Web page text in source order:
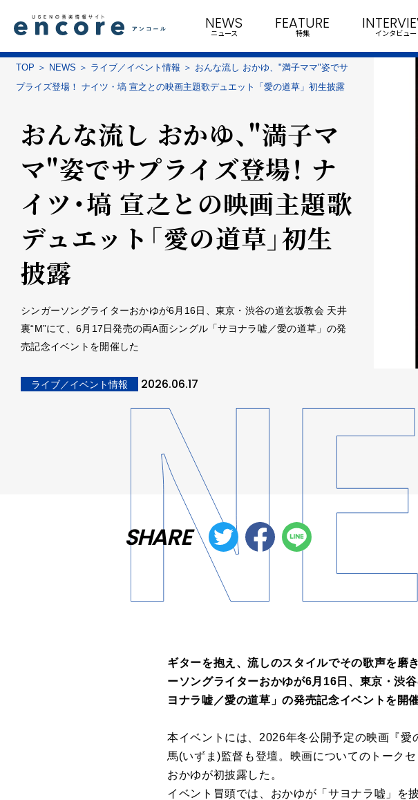
NEWS
ニュース
FEATURE
特集 インタビュー
TOP NEWS ライブ／イベント情報
おんな流し おかゆ、"満子ママ"姿でサ
プライズ登場！ ナイツ・塙 宣之との映画主題歌デュエット「愛の道草」初生披露
おんな流し おかゆ、"満子マ
マ"姿でサプライズ登場！ ナ
イツ・塙 宣之との映画主題歌
デュエット「愛の道草」初生
披露
シンガーソングライターおかゆが6月16日、東京・渋谷の道玄坂教会 天井
裏“M”にて、6月17日発売の両A面シングル「サヨナラ嘘／愛の道草」の発
売記念イベントを開催した
ライブ／イベント情報 2026.06.17
SHARE
ギターを抱え、流しのスタイルでその歌声を磨
ーソングライターおかゆが6月16日、東京・渋
ヨナラ嘘／愛の道草」の発売記念イベントを開催
本イベントには、2026年冬公開予定の映画『
馬(いずま)監督も登壇。映画についてのトーク
おかゆが初披露した。
イベント冒頭では、おかゆが「サヨナラ嘘」を